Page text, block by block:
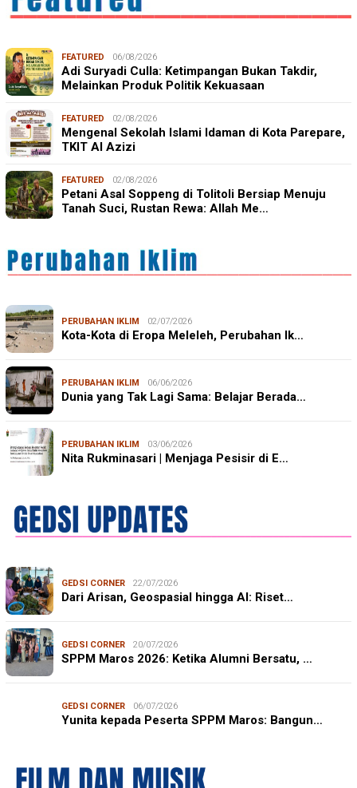
FEATURED 06/08/2026
Adi Suryadi Culla: Ketimpangan Bukan Takdir,
Melainkan Produk Politik Kekuasaan
FEATURED 02/08/2026
Mengenal Sekolah Islami Idaman di Kota Parepare,
TKIT Al Azizi
FEATURED 02/08/2026
Petani Asal Soppeng di Tolitoli Bersiap Menuju
Tanah Suci, Rustan Rewa: Allah Me…
PERUBAHAN IKLIM 02/07/2026
Kota-Kota di Eropa Meleleh, Perubahan Ik…
PERUBAHAN IKLIM 06/06/2026
Dunia yang Tak Lagi Sama: Belajar Berada…
PERUBAHAN IKLIM 03/06/2026
Nita Rukminasari | Menjaga Pesisir di E…
GEDSI CORNER 22/07/2026
Dari Arisan, Geospasial hingga AI: Riset…
GEDSI CORNER 20/07/2026
SPPM Maros 2026: Ketika Alumni Bersatu, …
GEDSI CORNER 06/07/2026
Yunita kepada Peserta SPPM Maros: Bangun…